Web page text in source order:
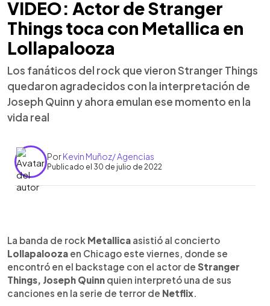
VIDEO: Actor de Stranger
Things toca con Metallica en
Lollapalooza
Los fanáticos del rock que vieron Stranger Things
quedaron agradecidos con la interpretación de
Joseph Quinn y ahora emulan ese momento en la
vida real
PorKevin Muñoz/ Agencias
Publicado el 30 de julio de 2022
► Escuchar artículo
La banda de rock Metallica asistió al concierto
Lollapalooza en Chicago este viernes, donde se
encontró en el backstage con el actor de Stranger
Things, Joseph Quinn quien interpretó una de sus
canciones en la serie de terror de Netflix